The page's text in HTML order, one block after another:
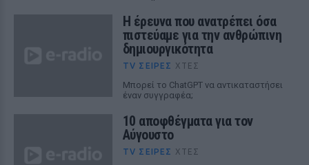
Η έρευνα που ανατρέπει όσα
πιστεύαμε για την ανθρώπινη
δημιουργικότητα
TV ΣΕΙΡΈΣ ΧΤΕΣ
Mπορεί το ChatGPT να αντικαταστήσει
έναν συγγραφέα;
10 αποφθέγματα για τον
Αύγουστο
TV ΣΕΙΡΈΣ ΧΤΕΣ